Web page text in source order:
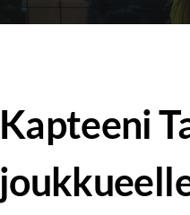
Kapteeni